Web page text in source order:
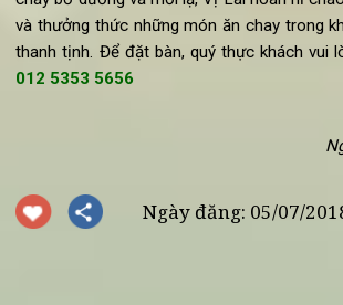
Ngoài ra còn rất nhiều nền văn hóa
những nét đặc trưng riêng biệt; mỗi nền
đồ ăn chay phù hợp với con người nơi đó.
tin thú vị về các món rau xào chay
chay bổ dưỡng và mới lạ, Vị Lai hoan hỉ
và thưởng thức những món ăn chay